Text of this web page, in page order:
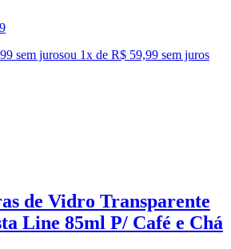
sem jurosou 1x de R$ 59,99 sem juros
de Vidro Transparente
Line 85ml P/ Café e Chá